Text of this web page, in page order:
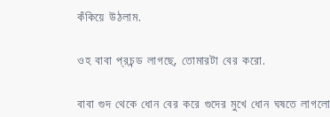
কঁকিয়ে উঠলাম.
ওহ ‌বাবা প্রচন্ড লাগছে, তোমারটা বের করো.
বাবা গুদ থেকে ধোন বের করে গুদের মুখে ধোন ঘষতে